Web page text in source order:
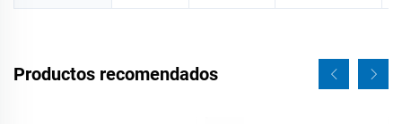
Productos recomendados